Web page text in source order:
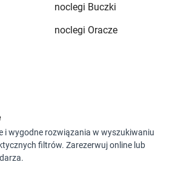
noclegi Buczki
noclegi Oracze
i wygodne rozwiązania w wyszukiwaniu
filtrów. Zarezerwuj online lub